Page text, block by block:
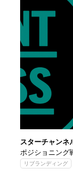
スターチャンネ
ポジショニング
リブランディング